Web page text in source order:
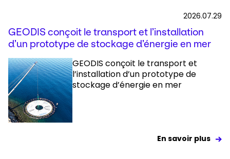
2026.07.29
GEODIS conçoit le transport et l’installation
d’un prototype de stockage d’énergie en mer
GEODIS conçoit le transport et
l’installation d’un prototype de
stockage d’énergie en mer
En savoir plus